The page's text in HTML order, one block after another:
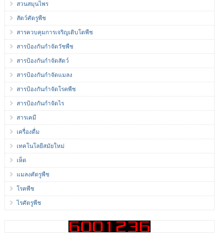
สวนสมุนไพร
สัตว์ศัตรูพืช
สารควบคุมการเจริญเติบโตพืช
สารป้องกันกำจัดวัชพืช
สารป้องกันกำจัดสัตว์
สารป้องกันกำจัดแมลง
สารป้องกันกำจัดโรคพืช
สารป้องกันกำจัดไร
สารเคมี
เครื่องดื่ม
เทคโนโลยีสมัยใหม่
เห็ด
แมลงศัตรูพืช
โรคพืช
ไรศัตรูพืช